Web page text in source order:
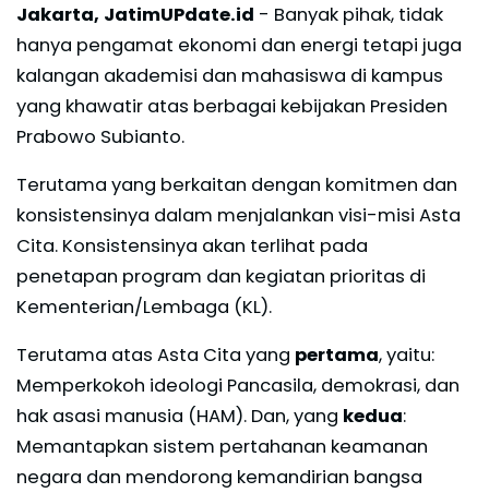
Jakarta, JatimUPdate.id - Banyak pihak, tidak
hanya pengamat ekonomi dan energi tetapi juga
kalangan akademisi dan mahasiswa di kampus
yang khawatir atas berbagai kebijakan Presiden
Prabowo Subianto.
Terutama yang berkaitan dengan komitmen dan
konsistensinya dalam menjalankan visi-misi Asta
Cita. Konsistensinya akan terlihat pada
penetapan program dan kegiatan prioritas di
Kementerian/Lembaga (KL).
Terutama atas Asta Cita yang pertama, yaitu:
Memperkokoh ideologi Pancasila, demokrasi, dan
hak asasi manusia (HAM). Dan, yang kedua:
Memantapkan sistem pertahanan keamanan
negara dan mendorong kemandirian bangsa